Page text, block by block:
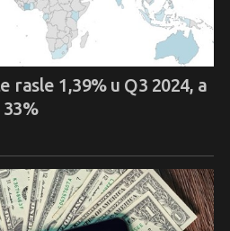
1,39% u Q3 2024, a